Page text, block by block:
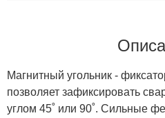
Магнитный угольник -
позволяет зафиксировать
углом 45˚ или 90˚. Сильные